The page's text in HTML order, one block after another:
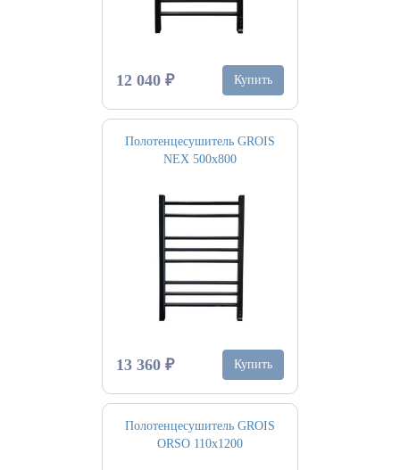
12 040 ₽ Купить
Полотенцесушитель GROIS
NEX 500х800
13 360 ₽ Купить
Полотенцесушитель GROIS
ORSO 110х1200